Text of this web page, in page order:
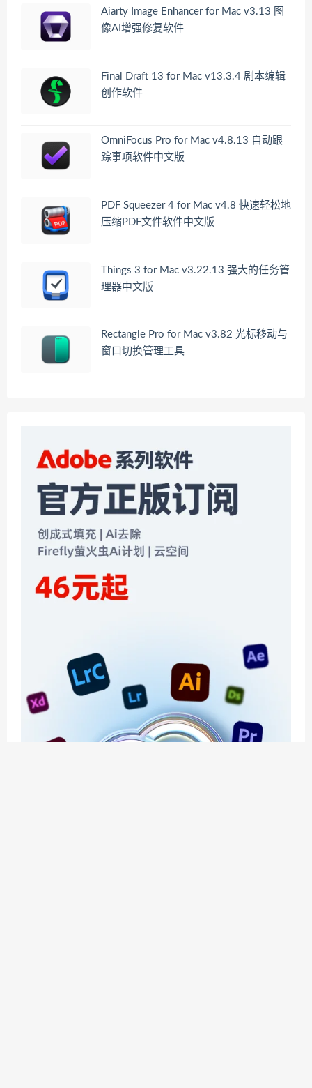
Aiarty Image Enhancer for Mac v3.13 图
像AI增强修复软件
Final Draft 13 for Mac v13.3.4 剧本编辑
创作软件
OmniFocus Pro for Mac v4.8.13 自动跟
踪事项软件中文版
PDF Squeezer 4 for Mac v4.8 快速轻松地
压缩PDF文件软件中文版
Things 3 for Mac v3.22.13 强大的任务管
理器中文版
Rectangle Pro for Mac v3.82 光标移动与
窗口切换管理工具